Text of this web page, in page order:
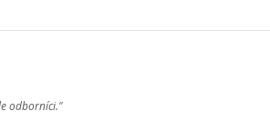
odborníci."